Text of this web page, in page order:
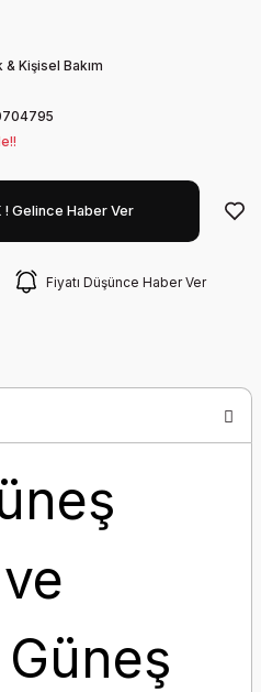
Kişisel Bakım
! Gelince Haber Ver
Fiyatı Düşünce Haber Ver
Güneş